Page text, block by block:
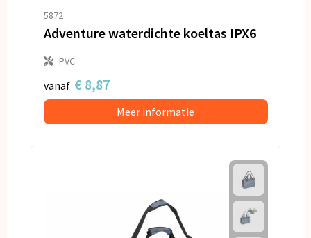
5872
Adventure waterdichte koeltas IPX6
PVC
vanaf € 8,87
Meer informatie